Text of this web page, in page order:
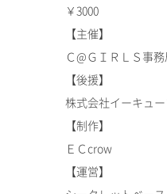
￥3000
【主催】
Ｃ@ＧＩＲＬＳ事務
【後援】
株式会社イーキュ
【制作】
ＥＣcrow
【運営】